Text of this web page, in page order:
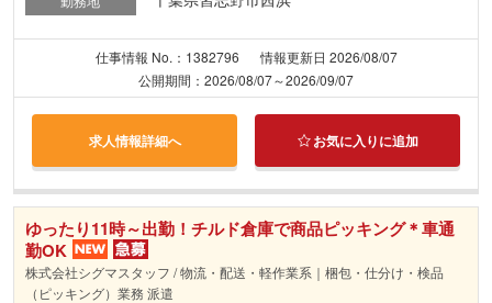
仕事情報 No.：1382796
情報更新日 2026/08/07
公開期間：2026/08/07～2026/09/07
求人情報詳細へ お気に入りに追加
ゆったり11時～出勤！チルド倉庫で商品ピッキング＊車通
勤OK
株式会社シグマスタッフ / 物流・配送・軽作業系｜梱包・仕分け・検品
（ピッキング）業務 派遣